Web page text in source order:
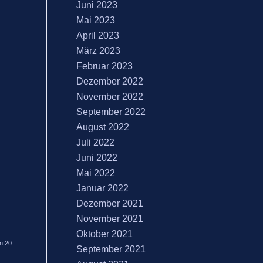
20
Juni 2023
Mai 2023
April 2023
März 2023
Februar 2023
Dezember 2022
November 2022
September 2022
August 2022
Juli 2022
Juni 2022
Mai 2022
Januar 2022
Dezember 2021
November 2021
Oktober 2021
September 2021